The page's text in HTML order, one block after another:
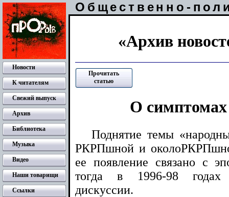
Общественно-
«Архив
Прочитать
статью
О
Поднятие темы
РКРПшной и
ее появление связано с
тогда в 1996-98 годах
дискуссии.
Новости
К читателям
Свежий выпуск
Архив
Библиотека
Музыка
Видео
Наши товарищи
Ссылки